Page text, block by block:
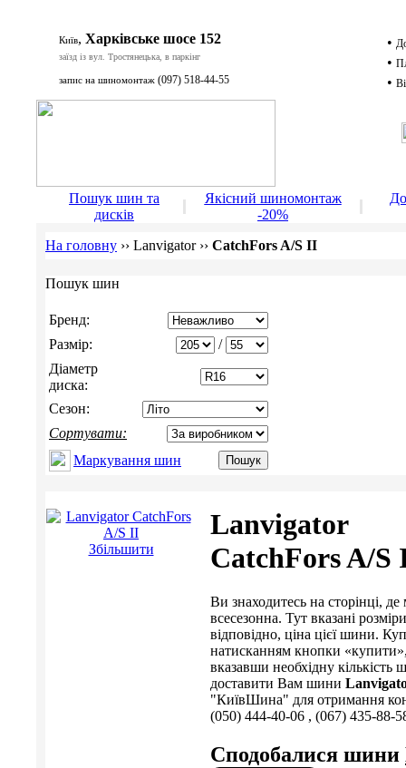
Київ, Харківське шосе 152
заїзд із вул. Тростянецька, в паркінг
запис на шиномонтаж (097) 518-44-55
•
•
•
Пошук шин та
дисків
Якісний шиномонтаж
-20%
На головну ›› Lanvigator›› CatchFors A/S II
Пошук шин
Бренд:
Размір:
/
Діаметр
диска:
Сезон:
Сортувати:
Маркування шин
Збільшити
Lanvigator
CatchFors A/S
Ви знаходитесь на сторінці,
всесезонна. Тут вказані
відповідно, ціна цієї шини.
натисканням кнопки
вказавши необхідну кількість
доставити Вам шини
"КиївШина" для отримання
(050) 444-40-06 , (067) 435-88-
Сподобалися шини